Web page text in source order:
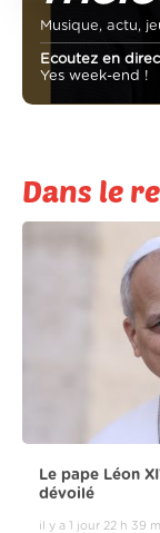
Musique, actu,
Ecoutez en
Yes week-end !
Dans le
Le pape Léon
dévoilé
il y a 1 jour 22 h 39